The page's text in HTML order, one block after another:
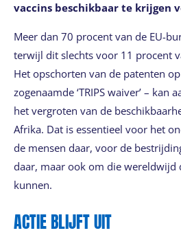
vaccins beschikbaar te krijgen
Meer dan 70 procent van de EU-
terwijl dit slechts voor 11 procent
Het opschorten van de patenten
zogenaamde ‘TRIPS waiver’ – kan
het vergroten van de
Afrika. Dat is essentieel voor het
de mensen daar, voor de
daar, maar ook om die wereldwijd
kunnen.
ACTIE BLIJFT UIT